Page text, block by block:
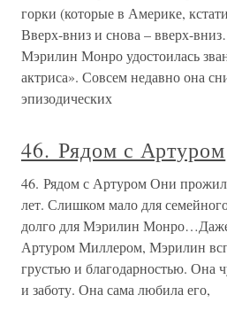
горки (которые в Америке,
Вверх-вниз и снова – вверх-
Мэрилин Монро удостоилась
актриса». Совсем недавно она
эпизодических
46. Рядом с Артуром
46. Рядом с Артуром Они
лет. Слишком мало для
долго для Мэрилин Монро…Даже
Артуром Миллером, Мэрилин
грустью и благодарностью. Она
и заботу. Она сама любила его,